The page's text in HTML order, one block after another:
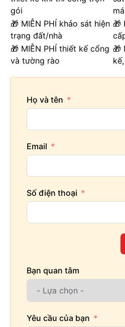
gói
🎁 MIỄN PHÍ khảo sát hiện
trạng đất/nhà
🎁
🎁 MIỄN PHÍ thiết kế cổng
và tường rào
🎁
Họ và tên
Email
Số điện thoại
Bạn quan tâm
Yêu cầu của bạn